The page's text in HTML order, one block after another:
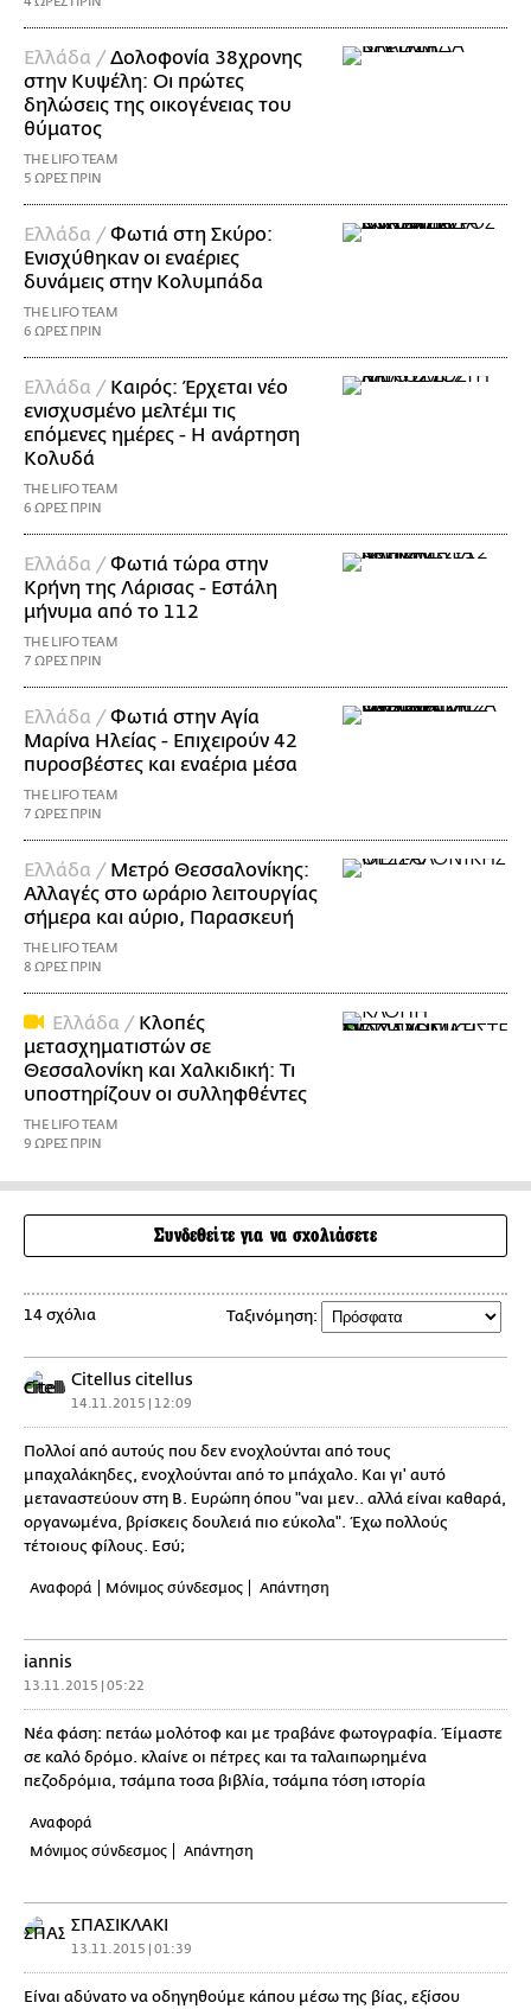
Ελλάδα /Δολοφονία 38χρονης
στην Κυψέλη: Οι πρώτες
δηλώσεις της οικογένειας του
θύματος
THE LIFO TEAM
5 ΩΡΕΣ ΠΡΙΝ
Ελλάδα /Φωτιά στη Σκύρο:
Ενισχύθηκαν οι εναέριες
δυνάμεις στην Κολυμπάδα
THE LIFO TEAM
6 ΩΡΕΣ ΠΡΙΝ
Ελλάδα / Καιρός: Έρχεται νέο
ενισχυσμένο μελτέμι τις
επόμενες ημέρες - Η ανάρτηση
Κολυδά
THE LIFO TEAM
6 ΩΡΕΣ ΠΡΙΝ
Ελλάδα /Φωτιά τώρα στην
Κρήνη της Λάρισας - Εστάλη
μήνυμα από το 112
THE LIFO TEAM
7 ΩΡΕΣ ΠΡΙΝ
Ελλάδα /Φωτιά στην Αγία
Μαρίνα Ηλείας - Επιχειρούν 42
πυροσβέστες και εναέρια μέσα
THE LIFO TEAM
7 ΩΡΕΣ ΠΡΙΝ
Ελλάδα / Μετρό Θεσσαλονίκης:
Αλλαγές στο ωράριο λειτουργίας
σήμερα και αύριο, Παρασκευή
THE LIFO TEAM
8 ΩΡΕΣ ΠΡΙΝ
Ελλάδα / Κλοπές
μετασχηματιστών σε
Θεσσαλονίκη και Χαλκιδική: Τι
υποστηρίζουν οι συλληφθέντες
THE LIFO TEAM
9 ΩΡΕΣ ΠΡΙΝ
Συνδεθείτε για να σχολιάσετε
14 σχόλια Ταξινόμηση:
Citellus citellus
14.11.2015 | 12:09
Πολλοί από αυτούς που δεν ενοχλούνται από τους
μπαχαλάκηδες, ενοχλούνται από το μπάχαλο. Και γι' αυτό
μεταναστεύουν στη Β. Ευρώπη όπου "ναι μεν.. αλλά είναι καθαρά,
οργανωμένα, βρίσκεις δουλειά πιο εύκολα". Έχω πολλούς
τέτοιους φίλους. Εσύ;
Αναφορά Μόνιμος σύνδεσμος Απάντηση
iannis
13.11.2015 | 05:22
Νέα φάση: πετάω μολότοφ και με τραβάνε φωτογραφία. Έίμαστε
σε καλό δρόμο. κλαίνε οι πέτρες και τα ταλαιπωρημένα
πεζοδρόμια, τσάμπα τοσα βιβλία, τσάμπα τόση ιστορία
Αναφορά
Μόνιμος σύνδεσμος
Απάντηση
ΣΠΑΣΙΚΛΑΚΙ
13.11.2015 | 01:39
Είναι αδύνατο να οδηγηθούμε κάπου μέσω της βίας, εξίσου